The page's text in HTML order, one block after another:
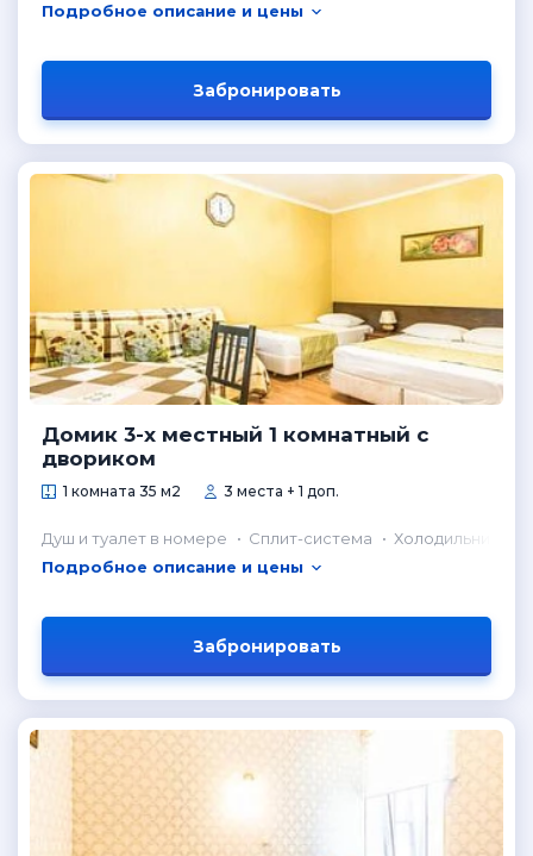
Подробное описание и цены
Забронировать
Домик 3-х местный 1 комнатный с
двориком
1 комната 35 м2 3 места + 1 доп.
Душ и туалет в номере Сплит-система
Холодильник в
Подробное описание и цены
Забронировать